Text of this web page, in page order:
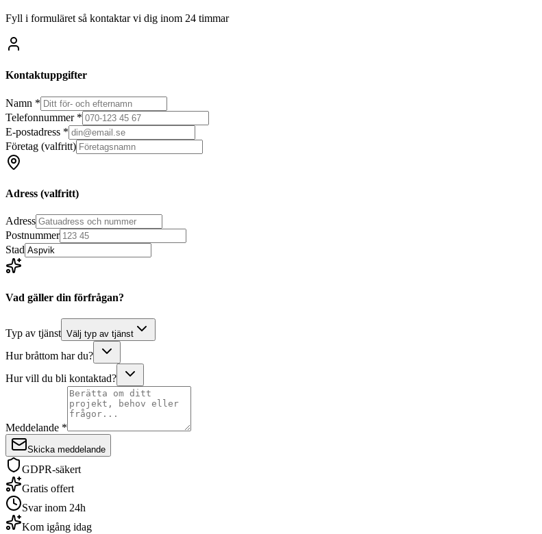
Fyll i formuläret så kontaktar vi dig inom 24 timmar
Kontaktuppgifter
Namn *
Telefonnummer *
E-postadress *
Företag (valfritt)
Adress (valfritt)
Adress
Postnummer
Stad
Vad gäller din förfrågan?
Typ av tjänst Välj typ av tjänst
Hur bråttom har du?
Hur vill du bli kontaktad?
Meddelande *
Skicka meddelande
GDPR-säkert
Gratis offert
Svar inom 24h
Kom igång idag